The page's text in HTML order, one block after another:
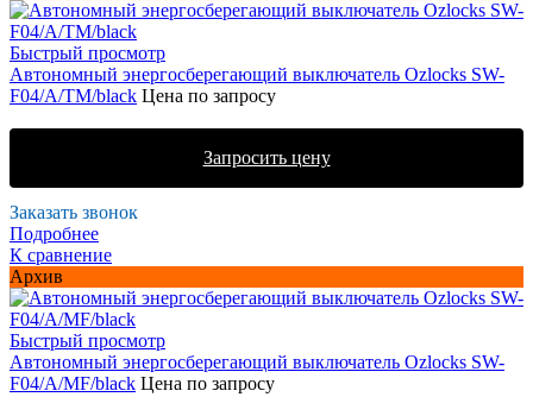
Быстрый просмотр
Автономный энергосберегающий выключатель Ozlocks SW-
F04/A/TM/black Цена по запросу
Запросить цену
Заказать звонок
Подробнее
К сравнение
Архив
Быстрый просмотр
Автономный энергосберегающий выключатель Ozlocks SW-
F04/A/MF/black Цена по запросу